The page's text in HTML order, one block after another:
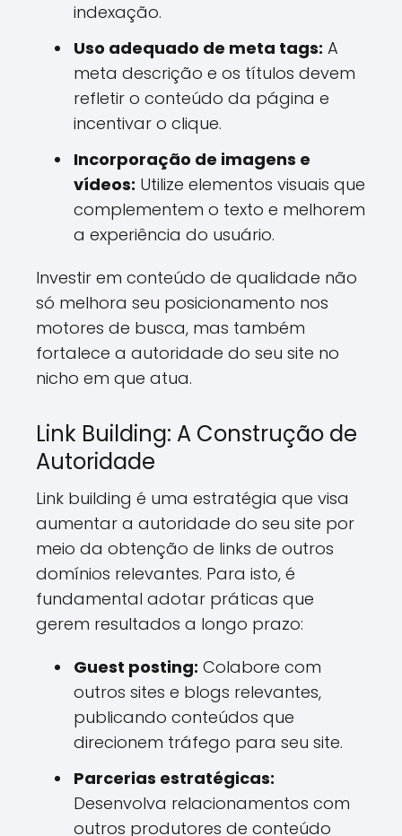
indexação.
Uso adequado de meta tags: A
meta descrição e os títulos devem
refletir o conteúdo da página e
incentivar o clique.
Incorporação de imagens e
vídeos: Utilize elementos visuais que
complementem o texto e melhorem
a experiência do usuário.
Investir em conteúdo de qualidade não
só melhora seu posicionamento nos
motores de busca, mas também
fortalece a autoridade do seu site no
nicho em que atua.
Link Building: A Construção de
Autoridade
Link building é uma estratégia que visa
aumentar a autoridade do seu site por
meio da obtenção de links de outros
domínios relevantes. Para isto, é
fundamental adotar práticas que
gerem resultados a longo prazo:
Guest posting: Colabore com
outros sites e blogs relevantes,
publicando conteúdos que
direcionem tráfego para seu site.
Parcerias estratégicas:
Desenvolva relacionamentos com
outros produtores de conteúdo